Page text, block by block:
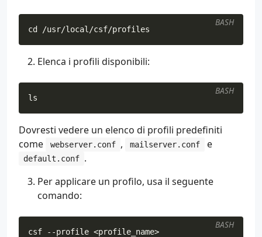
cd /usr/local/csf/profiles
BASH
Elenca i profili disponibili:
ls
BASH
Dovresti vedere un elenco di profili predefiniti
come
webserver.conf , mailserver.conf e
default.conf .
Per applicare un profilo, usa il seguente
comando:
csf --profile <profile_name>
BASH